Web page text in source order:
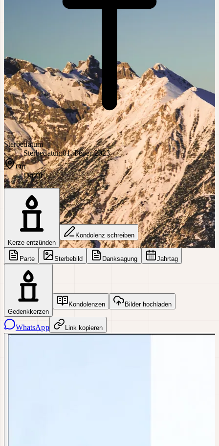
Sterbedatum
Sterbedatum01. Feber 2023
Ort
OrtZirl
Kerze entzünden
Kondolenz schreiben
Parte Sterbebild Danksagung Jahrtag
Gedenkkerzen
Kondolenzen Bilder hochladen
WhatsApp Link kopieren